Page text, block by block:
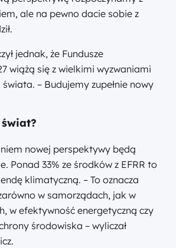
ale na pewno dacie sobie z
jednak, że Fundusze
wiążą się z wielkimi wyzwaniami
– Budujemy zupełnie nowy
nowej perspektywy będą
Ponad 33% ze środków z EFRR to
klimatyczną. – To oznacza
w samorządach, jak w
w efektywność energetyczną czy
środowiska – wyliczał